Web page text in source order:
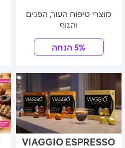
מוצרי טיפוח העור, הפנים
והגוף
5% הנחה
VIAGGIO ESPRESSO